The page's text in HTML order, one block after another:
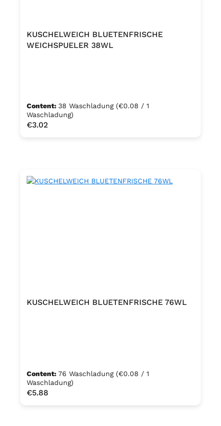
KUSCHELWEICH BLUETENFRISCHE
WEICHSPUELER 38WL
Content: 38 Waschladung (€0.08 / 1
Waschladung)
Regular price:
€3.02
KUSCHELWEICH BLUETENFRISCHE 76WL
Content: 76 Waschladung (€0.08 / 1
Waschladung)
Regular price:
€5.88